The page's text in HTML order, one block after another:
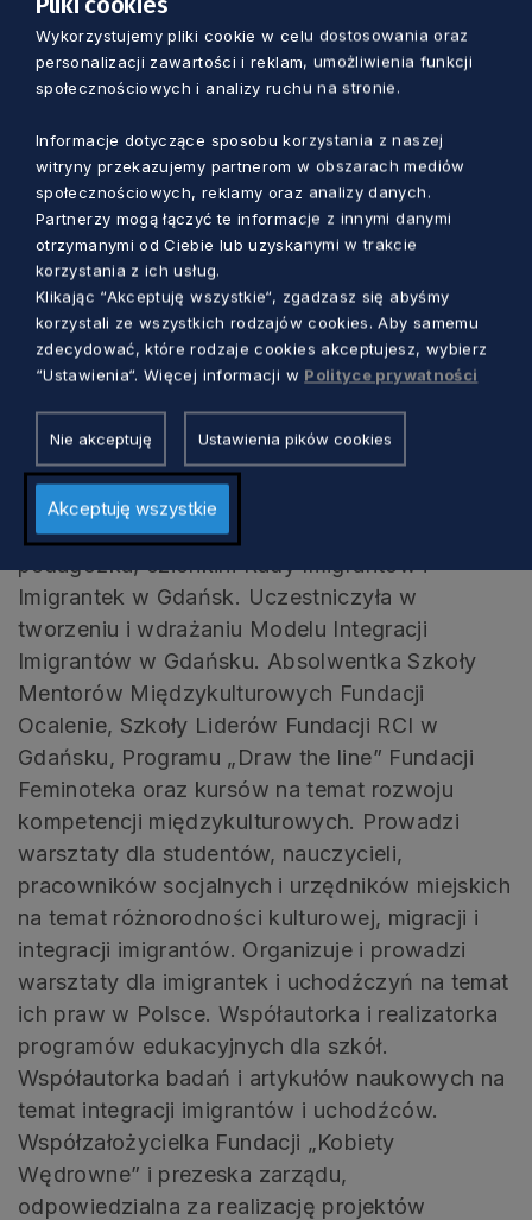
udział wzięło 3,5 tysiąca osób z 62 krajów. Jest
dziennikarką prasową. W ciągu ostatnich
najdłużej dla Gazety Wyborczej. Od 2000 roku
była związana ze Stowarzyszeniem Młodych
Dziennikarzy Polis, a potem, przez wiele lat – na
poziomie międzynarodowym – w organizację
European Youth Press. Organizowała
najróżniejsze projekty i treningi o mediach w
całej Europie, prowadziła Orange Magazine,
była członkiem zarządu tej 50 000-osobowej
sieci.
Khedi Alieva– aktywistka i animatorka
społeczna, pochodzi z Czeczenii, mieszka w
Gdańsku od 2013 roku, z wykształcenia
pedagożka, członkini Rady Imigrantów i
Imigrantek w Gdańsk. Uczestniczyła w
tworzeniu i wdrażaniu Modelu Integracji
Imigrantów w Gdańsku. Absolwentka Szkoły
Mentorów Międzykulturowych Fundacji
Ocalenie, Szkoły Liderów Fundacji RCI w
Gdańsku, Programu „Draw the line” Fundacji
Feminoteka oraz kursów na temat rozwoju
kompetencji międzykulturowych. Prowadzi
warsztaty dla studentów, nauczycieli,
pracowników socjalnych i urzędników miejskich
na temat różnorodności kulturowej, migracji i
integracji imigrantów. Organizuje i prowadzi
warsztaty dla imigrantek i uchodźczyń na temat
ich praw w Polsce. Współautorka i realizatorka
programów edukacyjnych dla szkół.
Współautorka badań i artykułów naukowych na
temat integracji imigrantów i uchodźców.
Współzałożycielka Fundacji „Kobiety
Wędrowne” i prezeska zarządu,
odpowiedzialna za realizację projektów
Wykorzystujemy pliki cookie w celu dostosowania oraz
personalizacji zawartości i reklam, umożliwienia funkcji
społecznościowych i analizy ruchu na stronie.
Informacje dotyczące sposobu korzystania z naszej
witryny przekazujemy partnerom w obszarach mediów
społecznościowych, reklamy oraz analizy danych.
Partnerzy mogą łączyć te informacje z innymi danymi
otrzymanymi od Ciebie lub uzyskanymi w trakcie
korzystania z ich usług.
Klikając “Akceptuję wszystkie“, zgadzasz się abyśmy
korzystali ze wszystkich rodzajów cookies. Aby samemu
zdecydować, które rodzaje cookies akceptujesz, wybierz
“Ustawienia“. Więcej informacji w Polityce prywatności
Nie akceptuję Ustawienia pików cookies
Akceptuję wszystkie